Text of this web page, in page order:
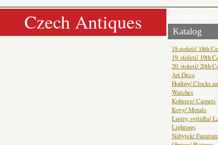
Czech Antiques Katalog
18.století/ 18th
19. století/ 19th
20. století/ 20th
Art Deco
Hodiny/ Clocks
Watches
Koberce/ Carpets
Kovy/ Metals
Lustry, svítidla/
Lightings
Nábytek/